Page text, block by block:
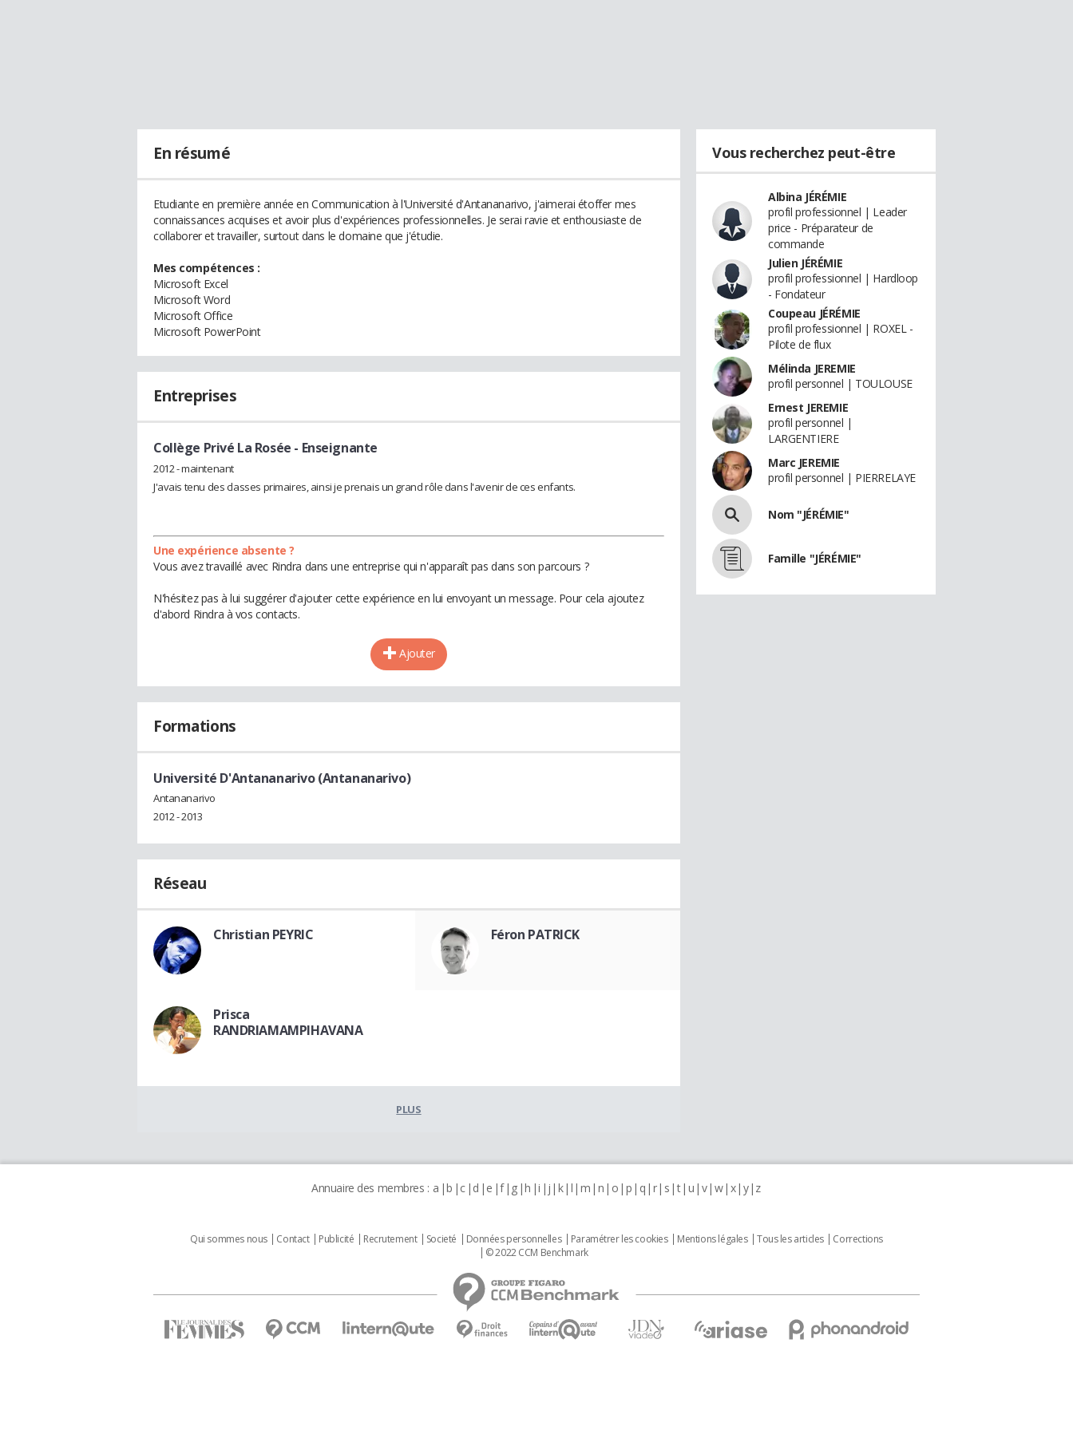
En résumé
Etudiante en première année en Communication à l'Université d'Antananarivo, j'aimerai étoffer mes
connaissances acquises et avoir plus d'expériences professionnelles. Je serai ravie et enthousiaste de
collaborer et travailler, surtout dans le domaine que j'étudie.
Mes compétences :
Microsoft Excel
Microsoft Word
Microsoft Office
Microsoft PowerPoint
Entreprises
Collège Privé La Rosée - Enseignante
2012 - maintenant
J'avais tenu des classes primaires, ainsi je prenais un grand rôle dans l'avenir de ces enfants.
Une expérience absente ?
Vous avez travaillé avec Rindra dans une entreprise qui n'apparaît pas dans son parcours ?
N'hésitez pas à lui suggérer d'ajouter cette expérience en lui envoyant un message. Pour cela ajoutez
d'abord Rindra à vos contacts.
Ajouter
Formations
Université D'Antananarivo (Antananarivo)
Antananarivo
2012 - 2013
Réseau
Christian PEYRIC Féron PATRICK
Prisca
RANDRIAMAMPIHAVANA
PLUS
Vous recherchez peut-être
Albina JÉRÉMIE
profil professionnel | Leader
price - Préparateur de
commande
Julien JÉRÉMIE
profil professionnel | Hardloop
- Fondateur
Coupeau JÉRÉMIE
profil professionnel | ROXEL -
Pilote de flux
Mélinda JEREMIE
profil personnel | TOULOUSE
Ernest JEREMIE
profil personnel |
LARGENTIERE
Marc JEREMIE
profil personnel | PIERRELAYE
Nom "JÉRÉMIE"
Famille "JÉRÉMIE"
Annuaire des membres : a b c d e f g h i j k l m n o p q r s t u v w x y z
Qui sommes nous Contact Publicité Recrutement Societé Données personnelles Paramétrer les cookies Mentions légales Tous les articles
Corrections
© 2022 CCM Benchmark